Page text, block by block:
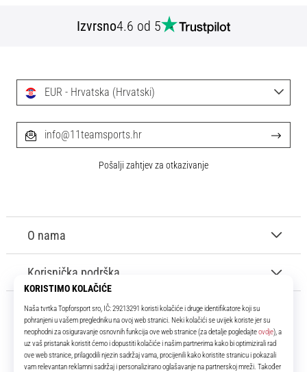
Izvrsno4.6 od 5
11teamsports.hr
Tvoj smo pouzdani suigrač već više od 16 godina! Cijelo to vrijeme
O nama
Korisnička podrška
EUR - Hrvatska (Hrvatski)
info@11teamsports.hr
Pošalji zahtjev za otkazivanje